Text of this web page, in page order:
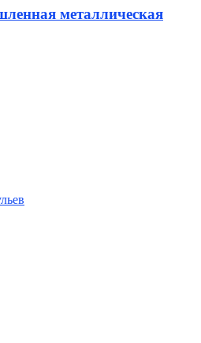
металлическая